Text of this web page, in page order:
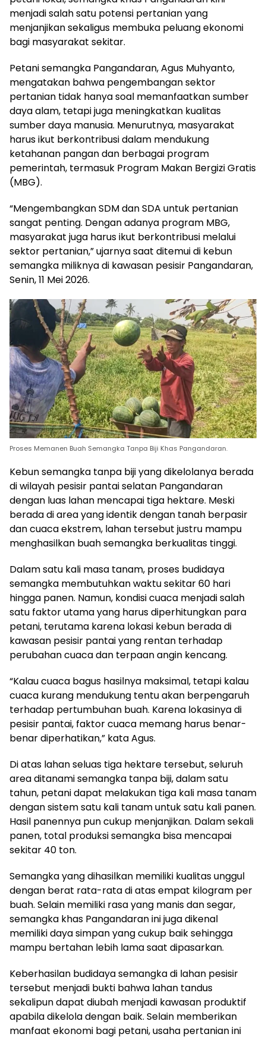
menjadi salah satu potensi pertanian yang
menjanjikan sekaligus membuka peluang ekonomi
bagi masyarakat sekitar.
Petani semangka Pangandaran, Agus Muhyanto,
mengatakan bahwa pengembangan sektor
pertanian tidak hanya soal memanfaatkan sumber
daya alam, tetapi juga meningkatkan kualitas
sumber daya manusia. Menurutnya, masyarakat
harus ikut berkontribusi dalam mendukung
ketahanan pangan dan berbagai program
pemerintah, termasuk Program Makan Bergizi Gratis
(MBG).
“Mengembangkan SDM dan SDA untuk pertanian
sangat penting. Dengan adanya program MBG,
masyarakat juga harus ikut berkontribusi melalui
sektor pertanian,” ujarnya saat ditemui di kebun
semangka miliknya di kawasan pesisir Pangandaran,
Senin, 11 Mei 2026.
Proses Memanen Buah Semangka Tanpa Biji Khas Pangandaran.
Kebun semangka tanpa biji yang dikelolanya berada
di wilayah pesisir pantai selatan Pangandaran
dengan luas lahan mencapai tiga hektare. Meski
berada di area yang identik dengan tanah berpasir
dan cuaca ekstrem, lahan tersebut justru mampu
menghasilkan buah semangka berkualitas tinggi.
Dalam satu kali masa tanam, proses budidaya
semangka membutuhkan waktu sekitar 60 hari
hingga panen. Namun, kondisi cuaca menjadi salah
satu faktor utama yang harus diperhitungkan para
petani, terutama karena lokasi kebun berada di
kawasan pesisir pantai yang rentan terhadap
perubahan cuaca dan terpaan angin kencang.
“Kalau cuaca bagus hasilnya maksimal, tetapi kalau
cuaca kurang mendukung tentu akan berpengaruh
terhadap pertumbuhan buah. Karena lokasinya di
pesisir pantai, faktor cuaca memang harus benar-
benar diperhatikan,” kata Agus.
Di atas lahan seluas tiga hektare tersebut, seluruh
area ditanami semangka tanpa biji, dalam satu
tahun, petani dapat melakukan tiga kali masa tanam
dengan sistem satu kali tanam untuk satu kali panen.
Hasil panennya pun cukup menjanjikan. Dalam sekali
panen, total produksi semangka bisa mencapai
sekitar 40 ton.
Semangka yang dihasilkan memiliki kualitas unggul
dengan berat rata-rata di atas empat kilogram per
buah. Selain memiliki rasa yang manis dan segar,
semangka khas Pangandaran ini juga dikenal
memiliki daya simpan yang cukup baik sehingga
mampu bertahan lebih lama saat dipasarkan.
Keberhasilan budidaya semangka di lahan pesisir
tersebut menjadi bukti bahwa lahan tandus
sekalipun dapat diubah menjadi kawasan produktif
apabila dikelola dengan baik. Selain memberikan
manfaat ekonomi bagi petani, usaha pertanian ini